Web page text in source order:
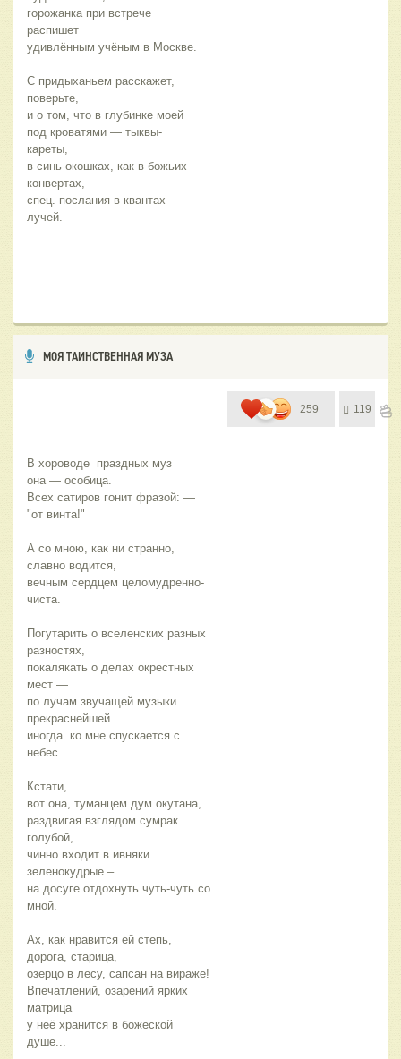
горожанка при встрече
распишет
С придыханьем расскажет,
поверьте,
и о том, что в глубинке моей
под кроватями — тыквы-
кареты,
в синь-окошках, как в божьих
конвертах,
спец. послания в квантах
лучей.
МОЯ ТАИНСТВЕННАЯ МУЗА
В хороводе  праздных муз
она — особица.
Всех сатиров гонит фразой: —
"от винта!"
А со мною, как ни странно,
славно водится,
вечным сердцем целомудренно-
чиста.
Погутарить о вселенских разных
разностях,
покалякать о делах окрестных
мест —
по лучам звучащей музыки
прекраснейшей
иногда  ко мне спускается с
небес.
Кстати,
вот она, туманцем дум окутана,
раздвигая взглядом сумрак
голубой,
чинно входит в ивняки
зеленокудрые –
на досуге отдохнуть чуть-чуть со
мной.
Ах, как нравится ей степь,
дорога, старица,
озерцо в лесу, сапсан на вираже!
Впечатлений, озарений ярких
матрица
у неё хранится в божеской
душе...
259 119